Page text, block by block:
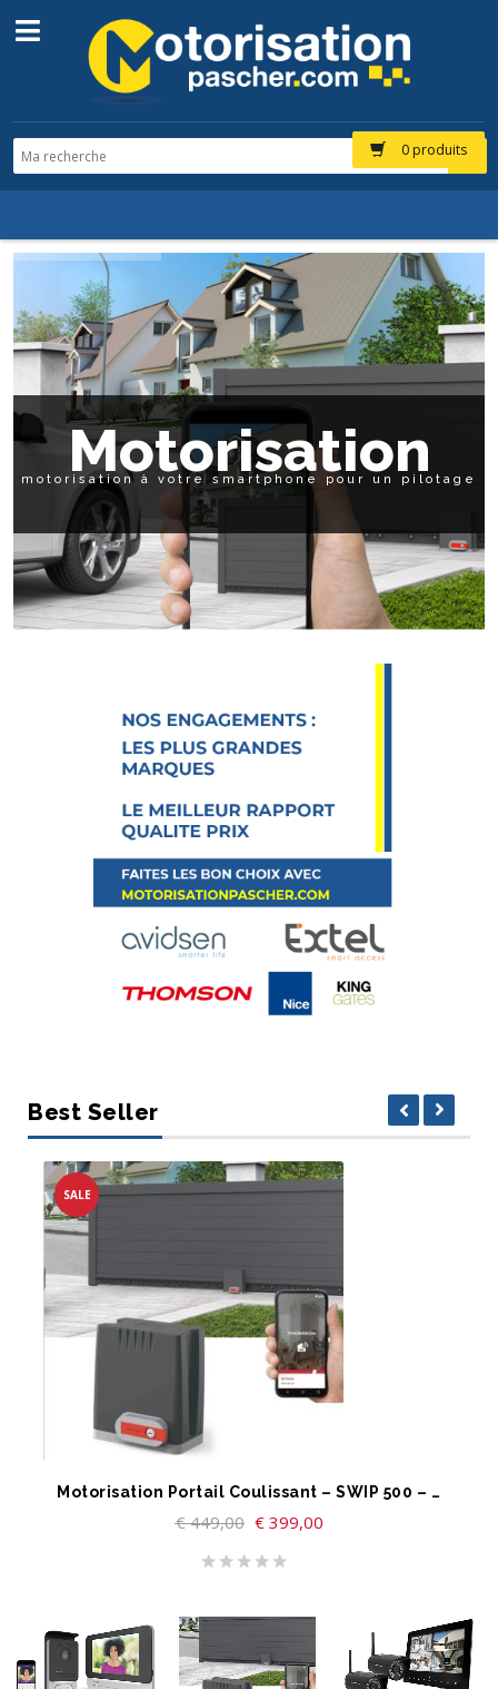
0 produits
Motorisation
motorisation à votre smartphone pour un pilotage
Best Seller
SALE
LIRE LA SUITE Motorisation Portail Coulissant – SWIP 500 – Connecté WIFI
€449,00 €399,00